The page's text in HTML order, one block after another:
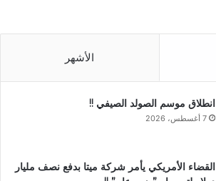
الأشهر
انطلاق موسم الصولد الصيفي !!
7 أغسطس، 2026
القضاء الأمريكي يأمر شركة ميتا بدفع نصف مليار